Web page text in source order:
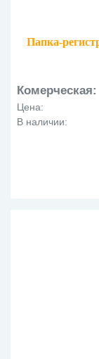
Папка-
Комерческая:
Цена:
В наличии: